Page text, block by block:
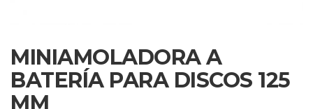
MINIAMOLADORA A
BATERÍA PARA DISCOS 125
MM